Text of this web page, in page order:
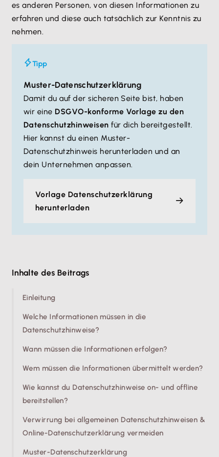
es anderen Personen, von diesen Informationen zu
erfahren und diese auch tatsächlich zur Kenntnis zu
nehmen.
Tipp
Muster-Datenschutzerklärung
Damit du auf der sicheren Seite bist, haben
wir eine DSGVO-konforme Vorlage zu den
Datenschutzhinweisen für dich bereitgestellt.
Hier kannst du einen Muster-
Datenschutzhinweis herunterladen und an
dein Unternehmen anpassen.
Vorlage Datenschutzerklärung
herunterladen
Inhalte des Beitrags
Einleitung
Welche Informationen müssen in die
Datenschutzhinweise?
Wann müssen die Informationen erfolgen?
Wem müssen die Informationen übermittelt werden?
Wie kannst du Datenschutzhinweise on- und offline
bereitstellen?
Verwirrung bei allgemeinen Datenschutzhinweisen &
Online-Datenschutzerklärung vermeiden
Muster-Datenschutzerklärung